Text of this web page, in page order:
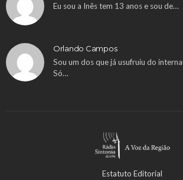
Eu sou a Inês tem 13 anos e sou de…
Orlando Campos
Sou um dos que já usufruiu do
Só…
Estatuto Editorial